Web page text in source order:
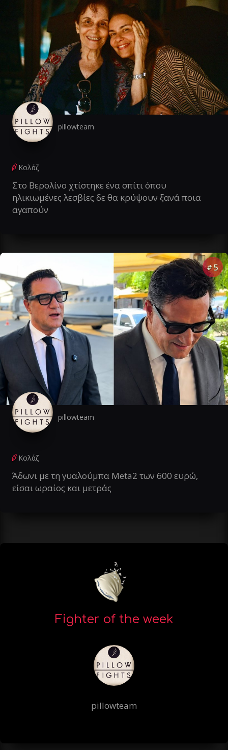
pillowteam
Κολάζ
Στο Βερολίνο χτίστηκε ένα σπίτι όπου
ηλικιωμένες λεσβίες δε θα κρύψουν ξανά ποια
αγαπούν
# 5
pillowteam
Κολάζ
Άδωνι με τη γυαλούμπα Meta2 των 600 ευρώ,
είσαι ωραίος και μετράς
Fighter of the week
pillowteam